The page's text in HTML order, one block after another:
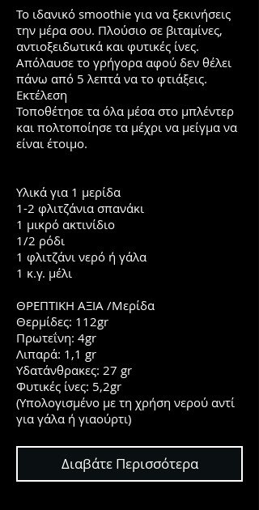
Το ιδανικό smoothie για να ξεκινήσεις
την μέρα σου. Πλούσιο σε βιταμίνες,
αντιοξειδωτικά και φυτικές ίνες.
Απόλαυσε το γρήγορα αφού δεν θέλει
πάνω από 5 λεπτά να το φτιάξεις.
Εκτέλεση
Τοποθέτησε τα όλα μέσα στο μπλέντερ
και πολτοποίησε τα μέχρι να μείγμα να
είναι έτοιμο.
Υλικά για 1 μερίδα
1-2 φλιτζάνια σπανάκι
1 μικρό ακτινίδιο
1/2 ρόδι
1 φλιτζάνι νερό ή γάλα
1 κ.γ. μέλι
ΘΡΕΠΤΙΚΗ ΑΞΙΑ /Μερίδα
Θερμίδες: 112gr
Πρωτεΐνη: 4gr
Λιπαρά: 1,1 gr
Υδατάνθρακες: 27 gr
Φυτικές ίνες: 5,2gr
(Υπολογισμένο με τη χρήση νερού αντί
για γάλα ή γιαούρτι)
Διαβάτε Περισσότερα